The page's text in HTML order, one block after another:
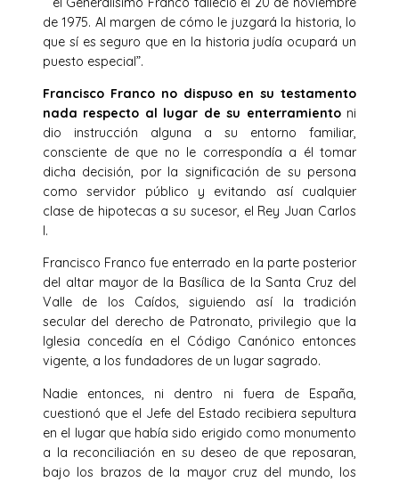
de 1975. Al margen de cómo le juzgará la historia, lo
que sí es seguro que en la historia judía ocupará un
puesto especial”.
Francisco Franco no dispuso en su testamento
nada respecto al lugar de su enterramientoni
dio instrucción alguna a su entorno familiar,
consciente de que no le correspondía a él tomar
dicha decisión, por la significación de su persona
como servidor público y evitando así cualquier
clase de hipotecas a su sucesor, el Rey Juan Carlos
I.
Francisco Franco fue enterrado en la parte posterior
del altar mayor de la Basílica de la Santa Cruz del
Valle de los Caídos, siguiendo así la tradición
secular del derecho de Patronato, privilegio que la
Iglesia concedía en el Código Canónico entonces
vigente, a los fundadores de un lugar sagrado.
Nadie entonces, ni dentro ni fuera de España,
cuestionó que el Jefe del Estado recibiera sepultura
en el lugar que había sido erigido como monumento
a la reconciliación en su deseo de que reposaran,
bajo los brazos de la mayor cruz del mundo, los